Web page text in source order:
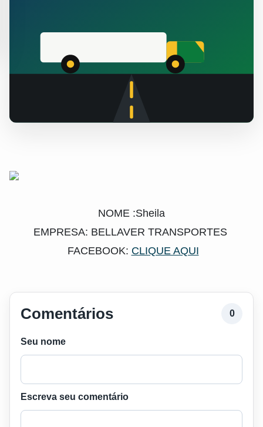
NOME :Sheila
EMPRESA: BELLAVER TRANSPORTES
FACEBOOK: CLIQUE AQUI
Comentários 0
Seu nome
Escreva seu comentário